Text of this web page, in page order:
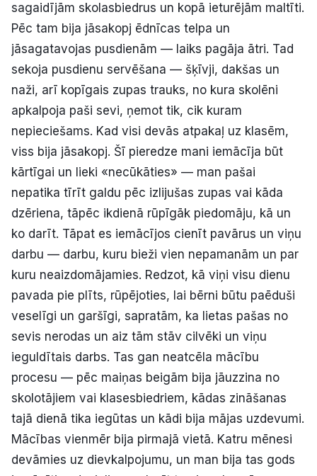
sagaidījām skolasbiedrus un kopā ieturējām maltīti.
Pēc tam bija jāsakopj ēdnīcas telpa un
jāsagatavojas pusdienām — laiks pagāja ātri. Tad
sekoja pusdienu servēšana — šķīvji, dakšas un
naži, arī kopīgais zupas trauks, no kura skolēni
apkalpoja paši sevi, ņemot tik, cik kuram
nepieciešams. Kad visi devās atpakaļ uz klasēm,
viss bija jāsakopj. Šī pieredze mani iemācīja būt
kārtīgai un lieki «necūkāties» — man pašai
nepatika tīrīt galdu pēc izlijušas zupas vai kāda
dzēriena, tāpēc ikdienā rūpīgāk piedomāju, kā un
ko darīt. Tāpat es iemācījos cienīt pavārus un viņu
darbu — darbu, kuru bieži vien nepamanām un par
kuru neaizdomājamies. Redzot, kā viņi visu dienu
pavada pie plīts, rūpējoties, lai bērni būtu paēduši
veselīgi un garšīgi, sapratām, ka lietas pašas no
sevis nerodas un aiz tām stāv cilvēki un viņu
ieguldītais darbs. Tas gan neatcēla mācību
procesu — pēc maiņas beigām bija jāuzzina no
skolotājiem vai klasesbiedriem, kādas zināšanas
tajā dienā tika iegūtas un kādi bija mājas uzdevumi.
Mācības vienmēr bija pirmajā vietā. Katru mēnesi
devāmies uz dievkalpojumu, un man bija tas gods